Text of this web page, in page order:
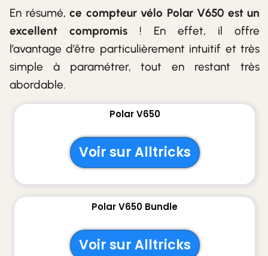
En résumé, ce compteur vélo Polar V650 est un
excellent compromis ! En effet, il offre
l’avantage d’être particulièrement intuitif et très
simple à paramétrer, tout en restant très
abordable.
Polar V650
Voir sur Alltricks
Polar V650 Bundle
Voir sur Alltricks